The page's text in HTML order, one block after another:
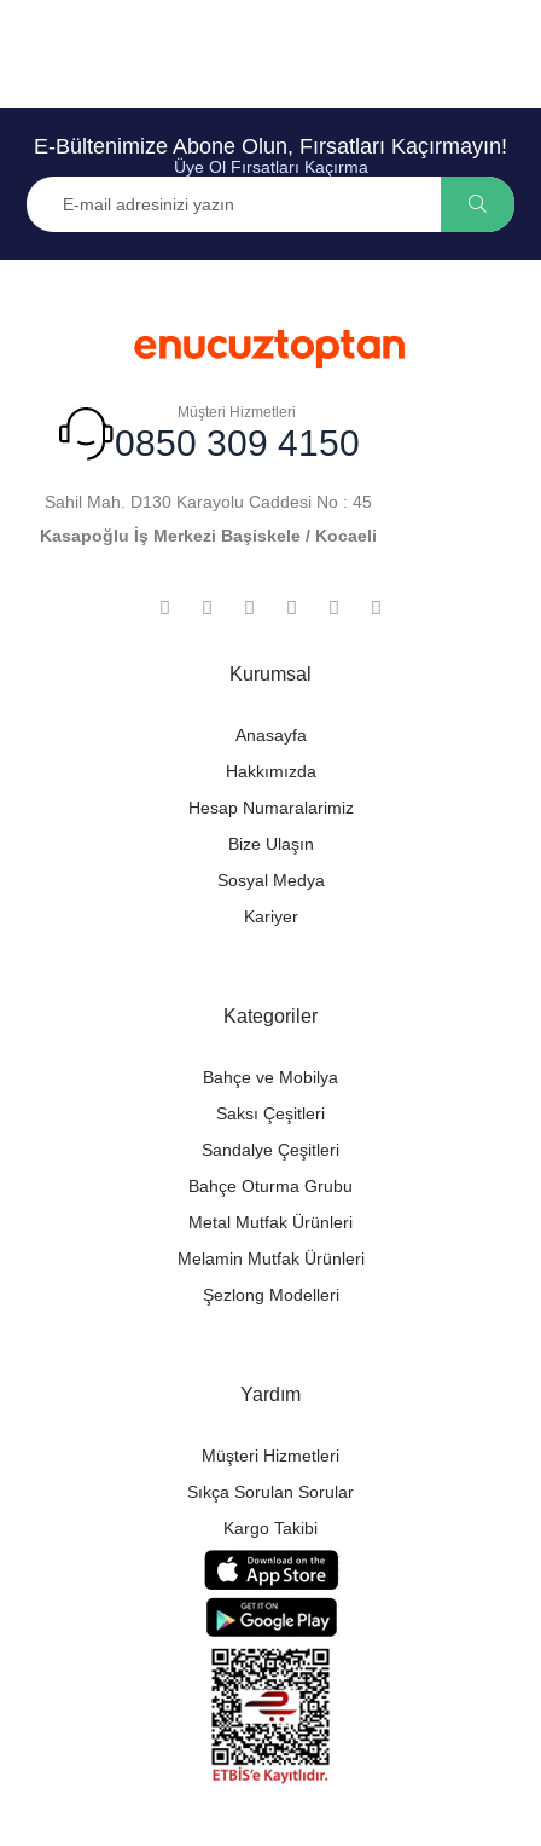
E-Bültenimize Abone Olun, Fırsatları Kaçırmayın!
Üye Ol Fırsatları Kaçırma
Müşteri Hizmetleri
0850 309 4150
Sahil Mah. D130 Karayolu Caddesi No : 45
Kasapoğlu İş Merkezi Başiskele / Kocaeli
Kurumsal
Anasayfa
Hakkımızda
Hesap Numaralarimiz
Bize Ulaşın
Sosyal Medya
Kariyer
Kategoriler
Bahçe ve Mobilya
Saksı Çeşitleri
Sandalye Çeşitleri
Bahçe Oturma Grubu
Metal Mutfak Ürünleri
Melamin Mutfak Ürünleri
Şezlong Modelleri
Yardım
Müşteri Hizmetleri
Sıkça Sorulan Sorular
Kargo Takibi